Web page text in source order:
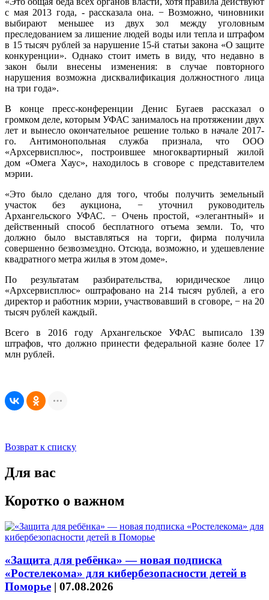
с мая 2013 года, - рассказала она. − Возможно, чиновники
выбирают меньшее из двух зол между уголовным
преследованием за лишение людей воды или тепла и штрафом
в 15 тысяч рублей за нарушение 15-й статьи закона «О защите
конкуренции». Однако стоит иметь в виду, что недавно в
закон были внесены изменения: в случае повторного
нарушения возможна дисквалификация должностного лица
на три года».
В конце пресс-конференции Денис Бугаев рассказал о
громком деле, которым УФАС занималось на протяжении двух
лет и вынесло окончательное решение только в начале 2017-
го. Антимонопольная служба признала, что ООО
«Архсервисплюс», построившее многоквартирный жилой
дом «Омега Хаус», находилось в сговоре с представителем
мэрии.
«Это было сделано для того, чтобы получить земельный
участок без аукциона, − уточнил руководитель
Архангельского УФАС. − Очень простой, «элегантный» и
действенный способ бесплатного отъема земли. То, что
должно было выставляться на торги, фирма получила
совершенно безвозмездно. Отсюда, возможно, и удешевление
квадратного метра жилья в этом доме».
По результатам разбирательства, юридическое лицо
«Архсервисплюс» оштрафовано на 214 тысяч рублей, а его
директор и работник мэрии, участвовавший в сговоре, − на 20
тысяч рублей каждый.
Всего в 2016 году Архангельское УФАС выписало 139
штрафов, что должно принести федеральной казне более 17
млн рублей.
Возврат к списку
Для вас
Коротко о важном
«Защита для ребёнка» — новая подписка
«Ростелекома» для кибербезопасности детей в
Поморье | 07.08.2026